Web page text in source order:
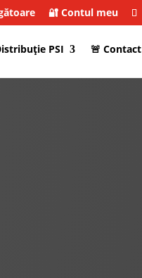
🔐 Contul meu
PSI 🚨 Contact